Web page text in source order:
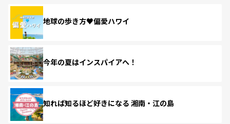
地球の歩き方♥偏愛ハワイ
今年の夏はインスパイアへ！
知れば知るほど好きになる 湘南・江の島